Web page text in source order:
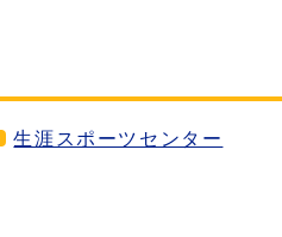
生涯スポーツセンター